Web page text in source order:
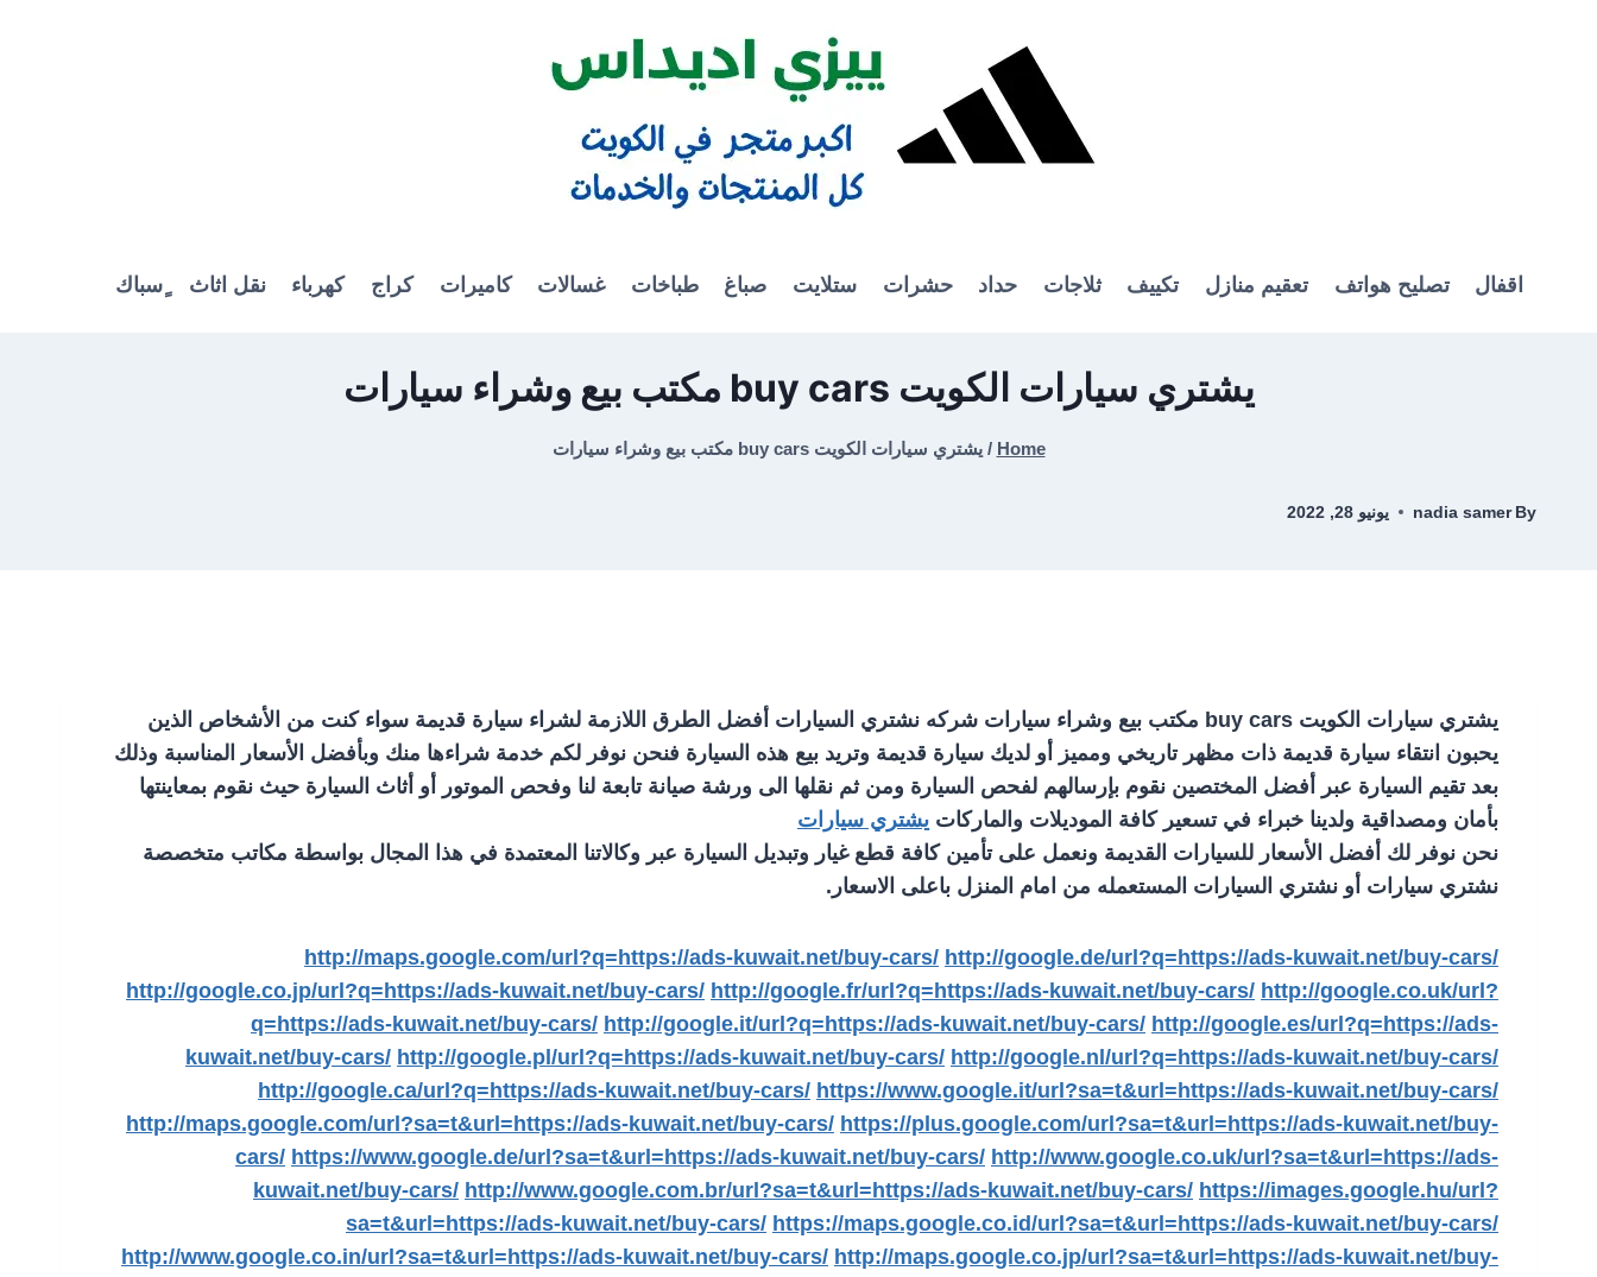
اقفال تصليح هواتف تعقيم منازل تكييف ثلاجات حداد حشرات ستلايت صباغ طباخات غسالات كاميرات كراج كهرباء نقل اثاث ٍسباك
يشتري سيارات الكويت buy cars مكتب بيع وشراء سيارات
Home
/ يشتري سيارات الكويت buy cars مكتب بيع وشراء سيارات
By
nadia samer يونيو 28, 2022
يشتري سيارات الكويت buy cars مكتب بيع وشراء سيارات شركه نشتري السيارات أفضل الطرق اللازمة لشراء سيارة قديمة سواء كنت من الأشخاص الذين
يحبون انتقاء سيارة قديمة ذات مظهر تاريخي ومميز أو لديك سيارة قديمة وتريد بيع هذه السيارة فنحن نوفر لكم خدمة شراءها منك وبأفضل الأسعار المناسبة وذلك
بعد تقيم السيارة عبر أفضل المختصين نقوم بإرسالهم لفحص السيارة ومن ثم نقلها الى ورشة صيانة تابعة لنا وفحص الموتور أو أثاث السيارة حيث نقوم بمعاينتها
بأمان ومصداقية ولدينا خبراء في تسعير كافة الموديلات والماركات يشتري سيارات
نحن نوفر لك أفضل الأسعار للسيارات القديمة ونعمل على تأمين كافة قطع غيار وتبديل السيارة عبر وكالاتنا المعتمدة في هذا المجال بواسطة مكاتب متخصصة
نشتري سيارات أو نشتري السيارات المستعمله من امام المنزل باعلى الاسعار.
http://maps.google.com/url?q=https://ads-kuwait.net/buy-cars/ http://google.de/url?q=https://ads-kuwait.net/buy-cars/
http://google.co.jp/url?q=https://ads-kuwait.net/buy-cars/ http://google.fr/url?q=https://ads-kuwait.net/buy-cars/ http://google.co.uk/url?
q=https://ads-kuwait.net/buy-cars/ http://google.it/url?q=https://ads-kuwait.net/buy-cars/ http://google.es/url?q=https://ads-
kuwait.net/buy-cars/ http://google.pl/url?q=https://ads-kuwait.net/buy-cars/ http://google.nl/url?q=https://ads-kuwait.net/buy-cars/
http://google.ca/url?q=https://ads-kuwait.net/buy-cars/ https://www.google.it/url?sa=t&url=https://ads-kuwait.net/buy-cars/
http://maps.google.com/url?sa=t&url=https://ads-kuwait.net/buy-cars/ https://plus.google.com/url?sa=t&url=https://ads-kuwait.net/buy-
cars/ https://www.google.de/url?sa=t&url=https://ads-kuwait.net/buy-cars/ http://www.google.co.uk/url?sa=t&url=https://ads-
kuwait.net/buy-cars/ http://www.google.com.br/url?sa=t&url=https://ads-kuwait.net/buy-cars/ https://images.google.hu/url?
sa=t&url=https://ads-kuwait.net/buy-cars/ https://maps.google.co.id/url?sa=t&url=https://ads-kuwait.net/buy-cars/
http://www.google.co.in/url?sa=t&url=https://ads-kuwait.net/buy-cars/ http://maps.google.co.jp/url?sa=t&url=https://ads-kuwait.net/buy-